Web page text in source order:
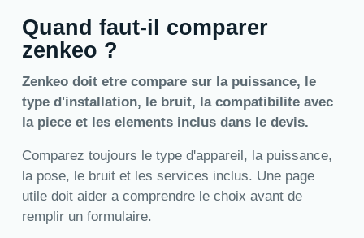
Quand faut-il comparer
zenkeo ?
Zenkeo doit etre compare sur la puissance, le
type d'installation, le bruit, la compatibilite avec
la piece et les elements inclus dans le devis.
Comparez toujours le type d'appareil, la puissance,
la pose, le bruit et les services inclus. Une page
utile doit aider a comprendre le choix avant de
remplir un formulaire.